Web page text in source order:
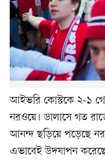
আইভরি কোস্টকে ২-১
নরওয়ে। ডালাসে গত
আনন্দ ছড়িয়ে পড়েছে
এভাবেই উদযাপন